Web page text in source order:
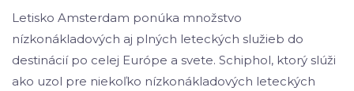
Letisko Amsterdam ponúka množstvo
nízkonákladových aj plných leteckých služieb do
destinácií po celej Európe a svete. Schiphol, ktorý slúži
ako uzol pre niekoľko nízkonákladových leteckých